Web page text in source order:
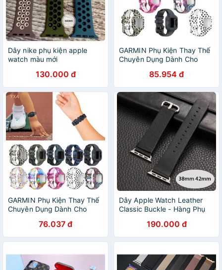
Dây nike phụ kiện apple
watch màu mới
130.000 đ
GARMIN Phụ Kiện Thay Thế
Chuyên Dụng Dành Cho
85.954 đ
GARMIN Phụ Kiện Thay Thế
Chuyên Dụng Dành Cho
76.037 đ
Dây Apple Watch Leather
Classic Buckle - Hàng Phụ
190.000 đ